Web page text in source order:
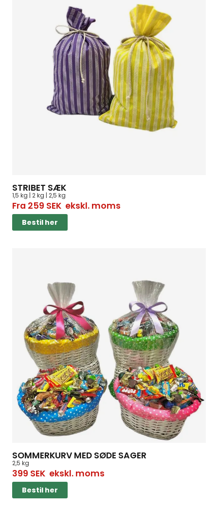
STRIBET SÆK
1,5 kg | 2 kg | 2,5 kg
Fra 259 SEKekskl. moms
Bestil her
SOMMERKURV MED SØDE SAGER
2,5 kg
399 SEKekskl. moms
Bestil her